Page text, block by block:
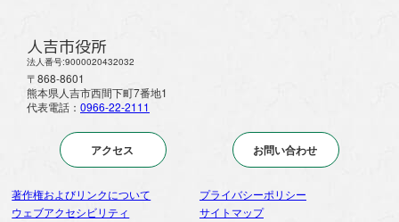
人吉市役所
法人番号:9000020432032
〒868-8601
熊本県人吉市西間下町7番地1
代表電話： 0966-22-2111
アクセス お問い合わせ
著作権およびリンクについて
プライバシーポリシー
ウェブアクセシビリティ
サイトマップ